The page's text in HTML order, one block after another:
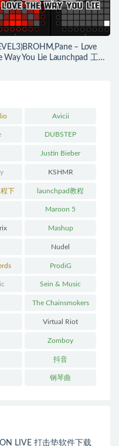
– Love
Way You Lie Launchpad 工程
Avicii
DUBSTEP
Justin Bieber
KSHMR
下 launchpad教程
Maroon 5
Mashup
Nudel
ProdiG
Sein & Music
The Chainsmokers
Virtual Riot
Zomboy
抖音
钢琴曲
LIVE 打击垫软件下载